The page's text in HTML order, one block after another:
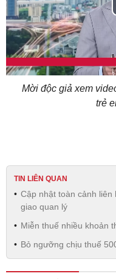
Mời độc giả xem
trẻ
TIN LIÊN QUAN
Cập nhật toàn cảnh
giao quan lý
Miễn thuế nhiều khoản
Bỏ ngưỡng chịu thuế